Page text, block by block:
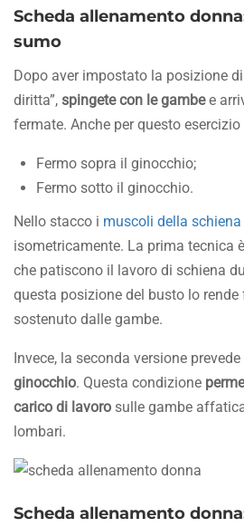
Scheda allenamento
sumo
Dopo aver impostato la posizione
diritta”, spingete con le gambee
fermate. Anche per questo
Fermo sopra il ginocchio;
Fermo sotto il ginocchio.
Nello stacco i muscoli della schiena
isometricamente. La prima tecnica
che patiscono il lavoro di schiena
questa posizione del busto lo
sostenuto dalle gambe.
Invece, la seconda versione prevede
ginocchio. Questa condizione
carico di lavoro sulle gambe
lombari.
Scheda allenamento